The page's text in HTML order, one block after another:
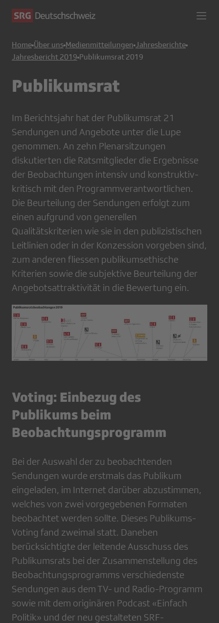
Home Über uns Medienmitteilungen Jahresberichte
Jahresbericht 2019 Publikumsrat 2019
Publikumsrat
Im Berichtsjahr hat der Publikumsrat 21
Sendungen und Angebote unter die Lupe
genommen. An zehn Plenarsitzungen
diskutierten die Ratsmitglieder die Ergebnisse
der Beobachtungen intensiv und konstruktiv-
kritisch mit den Programmverantwortlichen.
Die Beurteilung der Sendungen erfolgt zum
einen aufgrund von generellen
Qualitätskriterien wie sie in den publizistischen
Leitlinien oder in der Konzession vorgeben sind,
zum anderen fliessen publikumsethische
Kriterien sowie die subjektive Beurteilung der
Angebotsattraktivität in die Bewertung ein.
Voting: Einbezug des
Publikums beim
Beobachtungsprogramm
Bei der Auswahl der zu beobachtenden
Sendungen wurde erstmals das Publikum
eingeladen, im Internet darüber abzustimmen,
welches von zwei vorgegebenen Formaten
beobachtet werden sollte. Dieses Publikums-
Voting fand zweimal statt. Daneben
berücksichtigte der leitende Ausschuss des
Publikumsrats bei der Zusammenstellung des
Beobachtungsprogramms verschiedenste
Sendungen aus dem TV- und Radio-Programm
sowie mit dem originären Podcast «Einfach
Politik» und der neu gestalteten SRF-